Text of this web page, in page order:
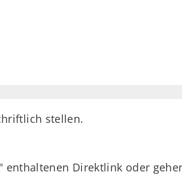
stellen.
Direktlink oder